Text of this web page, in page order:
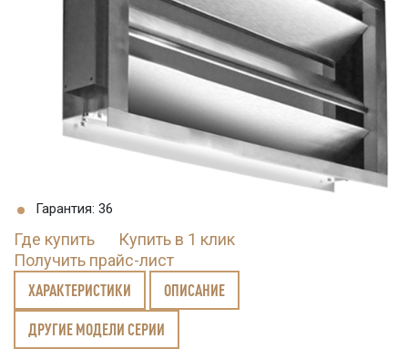
Гарантия: 36
Где купить
Купить в 1 клик
Получить прайс-лист
ХАРАКТЕРИСТИКИ ОПИСАНИЕ
ДРУГИЕ МОДЕЛИ СЕРИИ